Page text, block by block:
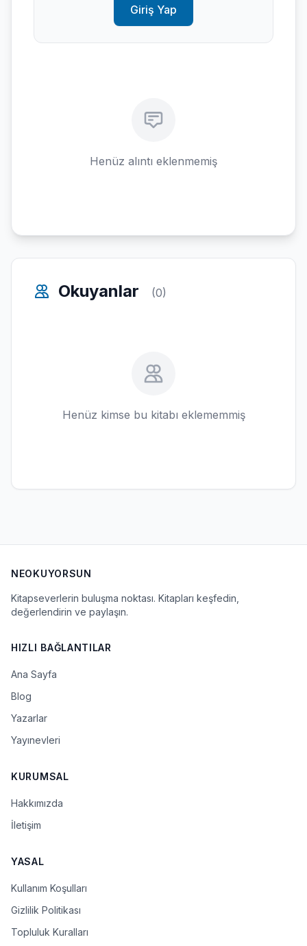
Giriş Yap
Henüz alıntı eklenmemiş
Okuyanlar (0)
Henüz kimse bu kitabı eklememmiş
NEOKUYORSUN
Kitapseverlerin buluşma noktası. Kitapları keşfedin,
değerlendirin ve paylaşın.
HIZLI BAĞLANTILAR
Ana Sayfa
Blog
Yazarlar
Yayınevleri
KURUMSAL
Hakkımızda
İletişim
YASAL
Kullanım Koşulları
Gizlilik Politikası
Topluluk Kuralları